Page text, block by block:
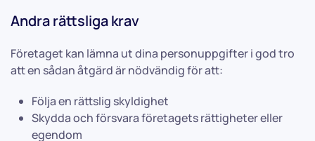
Andra rättsliga krav
Företaget kan lämna ut dina personuppgifter i god tro
att en sådan åtgärd är nödvändig för att:
Följa en rättslig skyldighet
Skydda och försvara företagets rättigheter eller
egendom